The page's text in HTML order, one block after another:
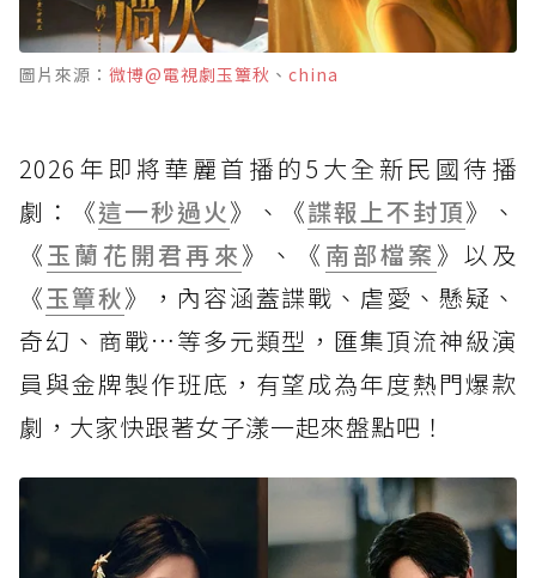
圖片來源： 微博@電視劇玉簟秋 、 china
2026年即將華麗首播的5大全新民國待播
劇：《這一秒過火》、《諜報上不封頂》、
《玉蘭花開君再來》、《 南部檔案 》以及
《玉簟秋》，內容涵蓋諜戰、虐愛、懸疑、
奇幻、商戰…等多元類型，匯集頂流神級演
員與金牌製作班底，有望成為年度熱門爆款
劇，大家快跟著女子漾一起來盤點吧！